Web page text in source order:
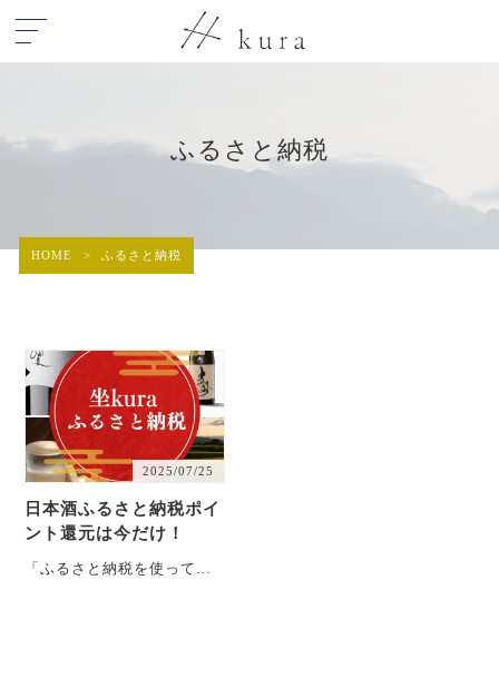
ふるさと納税
HOME > ふるさと納税
2025/07/25
日本酒ふるさと納税ポイ
ント還元は今だけ！
「ふるさと納税を使って日